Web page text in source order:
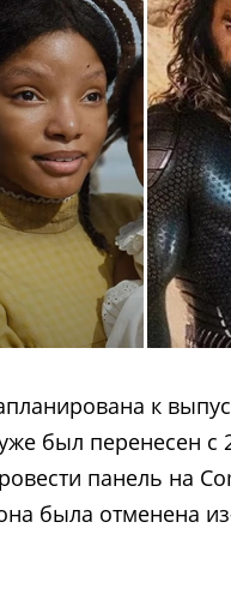
к
был перенесен с
панель на
была отменена